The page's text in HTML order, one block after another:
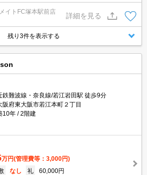
イトFC塚本駅前店
詳細を見る
残り3件を表示する
鉄難波線・奈良線/若江岩田駅 徒歩9分
阪府東大阪市若江本町２丁目
10年
2階建
万円(管理費等：3,000円)
なし 礼
60,000円